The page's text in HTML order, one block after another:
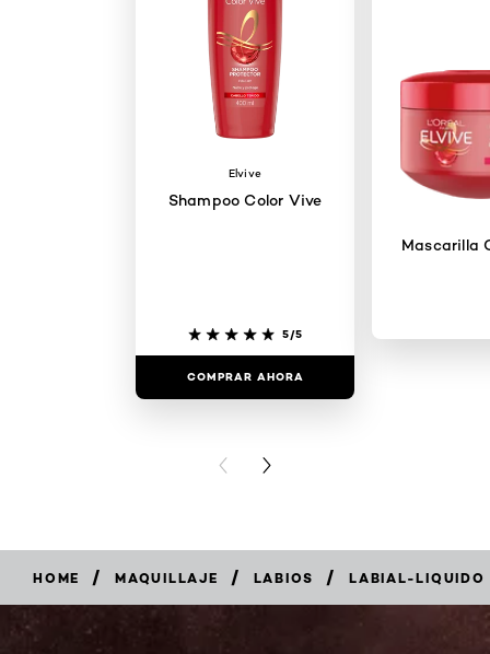
Elvive
Shampoo Color Vive
5/5
COMPRAR AHORA
Mascarilla
PREVIOUS CARD
NEXT CARD
HOME / MAQUILLAJE / LABIOS / LABIAL-LIQUIDO